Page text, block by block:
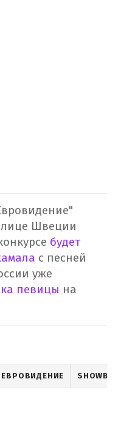
Швеции
будет
с песней
уже
певицы на
ЕВРОВИДЕНИЕ SHOWBIZ